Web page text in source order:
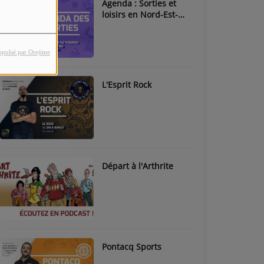
par Orejime
Agenda : Sorties et
loisirs en Nord-Est-
L'Esprit Rock
Départ à l'Arthrite
Pontacq Sports